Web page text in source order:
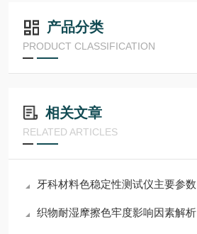
产品分类
PRODUCT CLASSIFICATION
相关文章
RELATED ARTICLES
牙科材料色稳定性测试仪主要参数
织物耐湿摩擦色牢度影响因素解析